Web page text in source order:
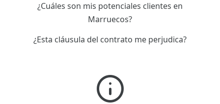
¿Cuáles son mis potenciales clientes en
Marruecos?
¿Esta cláusula del contrato me perjudica?